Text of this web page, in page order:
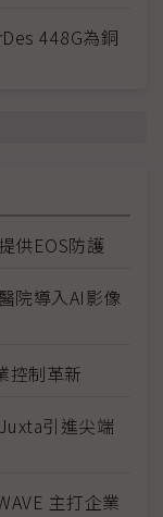
448G為銅
供EOS防護
院導入AI影像
控制革新
引進尖端
主打企業